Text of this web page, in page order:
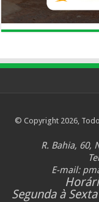
© Copyright 2026,
R. Bahia, 60,
E-mail:
Segunda à